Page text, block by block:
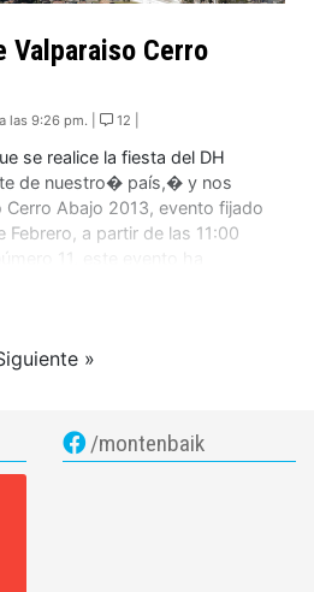
Valparaiso Cerro
las 9:26 pm. | 12 |
se realice la fiesta del DH
de nuestro� país,� y nos
Cerro Abajo 2013, evento fijado
Febrero, a partir de las 11:00
11, este evento ha
»
/montenbaik